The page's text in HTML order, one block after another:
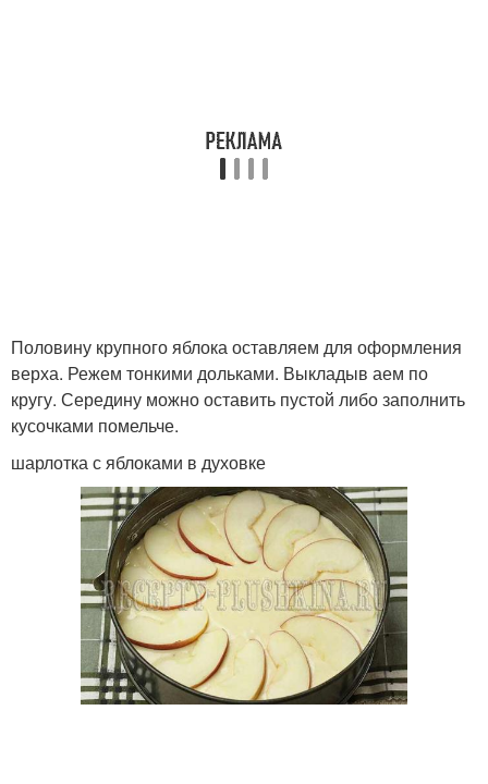
Половину крупного яблока оставляем для оформления
верха. Режем тонкими дольками. Выкладыв аем по
кругу. Середину можно оставить пустой либо заполнить
кусочками помельче.
шарлотка с яблоками в духовке